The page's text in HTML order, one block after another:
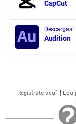
CapCut
Descargas
Audition
Regístrate aquí